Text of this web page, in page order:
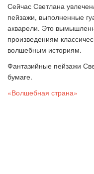
Сейчас Светлана
пейзажи, выполненные
акварели. Это
произведениям
волшебным историям.
Фантазийные пейзажи
бумаге.
«Волшебная страна»